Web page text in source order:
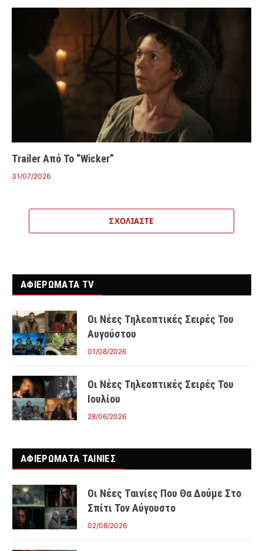
Trailer Από Το “Wicker”
31/07/2026
ΣΧΟΛΙΆΣΤΕ
ΑΦΙΕΡΩΜΑΤΑ TV
Οι Νέες Τηλεοπτικές Σειρές Του
Αυγούστου
01/08/2026
Οι Νέες Τηλεοπτικές Σειρές Του
Ιουλίου
28/06/2026
ΑΦΙΕΡΩΜΑΤΑ ΤΑΙΝΊΕΣ
Οι Νέες Ταινίες Που Θα Δούμε Στο
Σπίτι Τον Αύγουστο
02/08/2026